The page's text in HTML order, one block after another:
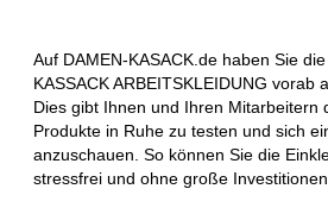
Auf DAMEN-KASACK.de haben Sie
KASSACK ARBEITSKLEIDUNG vorab
Dies gibt Ihnen und Ihren Mitarbeitern
Produkte in Ruhe zu testen und sich
anzuschauen. So können Sie die
stressfrei und ohne große Investitionen